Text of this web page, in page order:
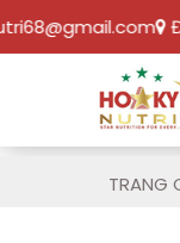
Địa
TRANG